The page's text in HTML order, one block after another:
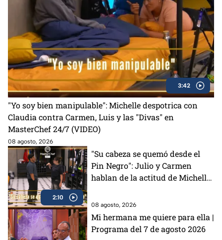
3:42
"Yo soy bien manipulable": Michelle despotrica con
Claudia contra Carmen, Luis y las "Divas" en
MasterChef 24/7 (VIDEO)
08 agosto, 2026
2:10
"Su cabeza se quemó desde el
Pin Negro": Julio y Carmen
hablan de la actitud de Michelle
08 agosto, 2026
Mi hermana me quiere para ella |
Programa del 7 de agosto 2026